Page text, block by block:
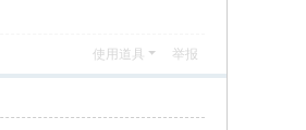
使用道具 举报